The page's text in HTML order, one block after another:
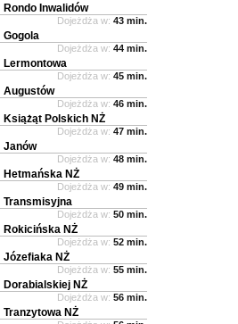
Rondo Inwalidów
Dojeżdża w: 43 min.
Gogola
Dojeżdża w: 44 min.
Lermontowa
Dojeżdża w: 45 min.
Augustów
Dojeżdża w: 46 min.
Książąt Polskich NŻ
Dojeżdża w: 47 min.
Janów
Dojeżdża w: 48 min.
Hetmańska NŻ
Dojeżdża w: 49 min.
Transmisyjna
Dojeżdża w: 50 min.
Rokicińska NŻ
Dojeżdża w: 52 min.
Józefiaka NŻ
Dojeżdża w: 55 min.
Dorabialskiej NŻ
Dojeżdża w: 56 min.
Tranzytowa NŻ